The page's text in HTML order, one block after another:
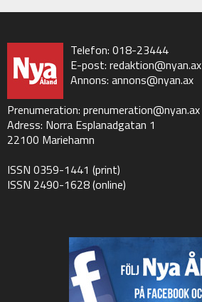
Telefon: 018-23444
E-post: redaktion@nyan.ax
Annons: annons@nyan.ax
Prenumeration: prenumeration@nyan.ax
Adress: Norra Esplanadgatan 1
22100 Mariehamn
ISSN 0359-1441 (print)
ISSN 2490-1628 (online)